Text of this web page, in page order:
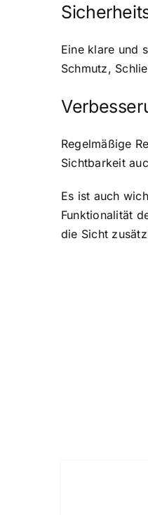
Eine klare und
Schmutz,
Regelmäßige
Sichtbarkeit
Es ist auch
Funktionalität
die Sicht